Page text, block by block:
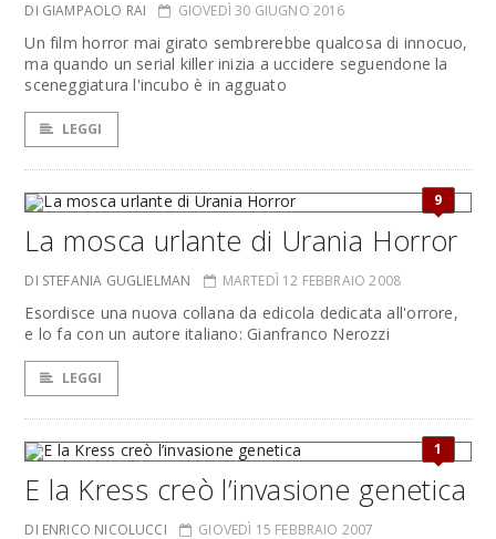
DI GIAMPAOLO RAI GIOVEDÌ 30 GIUGNO 2016
Un film horror mai girato sembrerebbe qualcosa di innocuo,
ma quando un serial killer inizia a uccidere seguendone la
sceneggiatura l'incubo è in agguato
LEGGI
9
La mosca urlante di Urania Horror
DI STEFANIA GUGLIELMAN MARTEDÌ 12 FEBBRAIO 2008
Esordisce una nuova collana da edicola dedicata all'orrore,
e lo fa con un autore italiano: Gianfranco Nerozzi
LEGGI
1
E la Kress creò l’invasione genetica
DI ENRICO NICOLUCCI GIOVEDÌ 15 FEBBRAIO 2007